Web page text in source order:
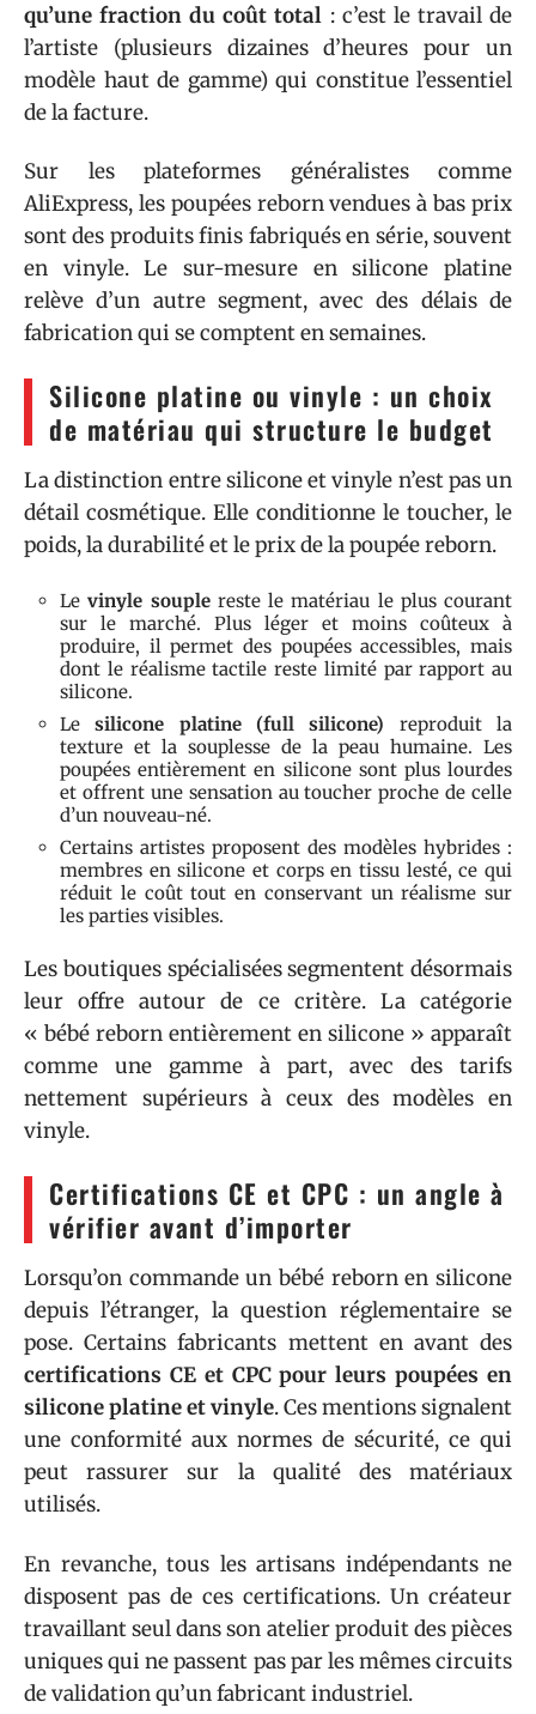
qu’une fraction du coût total : c’est le travail de
l’artiste (plusieurs dizaines d’heures pour un
modèle haut de gamme) qui constitue l’essentiel
de la facture.
Sur les plateformes généralistes comme
AliExpress, les poupées reborn vendues à bas prix
sont des produits finis fabriqués en série, souvent
en vinyle. Le sur-mesure en silicone platine
relève d’un autre segment, avec des délais de
fabrication qui se comptent en semaines.
Silicone platine ou vinyle : un choix
de matériau qui structure le budget
La distinction entre silicone et vinyle n’est pas un
détail cosmétique. Elle conditionne le toucher, le
poids, la durabilité et le prix de la poupée reborn.
Levinyle souplereste le matériau le plus courant
sur le marché. Plus léger et moins coûteux à
produire, il permet des poupées accessibles, mais
dont le réalisme tactile reste limité par rapport au
silicone.
Lesilicone platine (full silicone) reproduit la
texture et la souplesse de la peau humaine. Les
poupées entièrement en silicone sont plus lourdes
et offrent une sensation au toucher proche de celle
d’un nouveau-né.
Certains artistes proposent des modèles hybrides :
membres en silicone et corps en tissu lesté, ce qui
réduit le coût tout en conservant un réalisme sur
les parties visibles.
Les boutiques spécialisées segmentent désormais
leur offre autour de ce critère. La catégorie
« bébé reborn entièrement en silicone » apparaît
comme une gamme à part, avec des tarifs
nettement supérieurs à ceux des modèles en
vinyle.
Certifications CE et CPC : un angle à
vérifier avant d’importer
Lorsqu’on commande un bébé reborn en silicone
depuis l’étranger, la question réglementaire se
pose. Certains fabricants mettent en avant des
certifications CE et CPC pour leurs poupées en
silicone platine et vinyle. Ces mentions signalent
une conformité aux normes de sécurité, ce qui
peut rassurer sur la qualité des matériaux
utilisés.
En revanche, tous les artisans indépendants ne
disposent pas de ces certifications. Un créateur
travaillant seul dans son atelier produit des pièces
uniques qui ne passent pas par les mêmes circuits
de validation qu’un fabricant industriel.